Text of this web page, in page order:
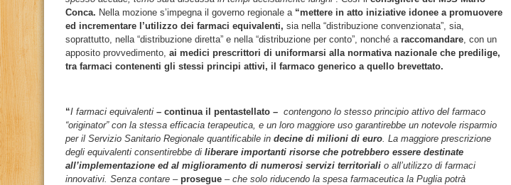
Conca. Nella mozione s’impegna il governo regionale a“mettere in atto iniziative idonee a promuovere
ed incrementare l’utilizzo dei farmaci equivalenti, sia nella “distribuzione convenzionata”, sia,
soprattutto, nella “distribuzione diretta” e nella “distribuzione per conto”, nonché a raccomandare, con un
apposito provvedimento, ai medici prescrittori di uniformarsi alla normativa nazionale che predilige,
tra farmaci contenenti gli stessi principi attivi, il farmaco generico a quello brevettato.
“I farmaci equivalenti – continua il pentastellato – contengono lo stesso principio attivo del farmaco
“originator” con la stessa efficacia terapeutica, e un loro maggiore uso garantirebbe un notevole risparmio
per il Servizio Sanitario Regionale quantificabile in decine di milioni di euro. La maggiore prescrizione
degli equivalenti consentirebbe di liberare importanti risorse che potrebbero essere destinate
all’implementazione ed al miglioramento di numerosi servizi territoriali o all’utilizzo di farmaci
innovativi. Senza contare – prosegue – che solo riducendo la spesa farmaceutica la Puglia potrà